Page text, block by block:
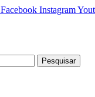
Facebook Instagram
Pesquisar